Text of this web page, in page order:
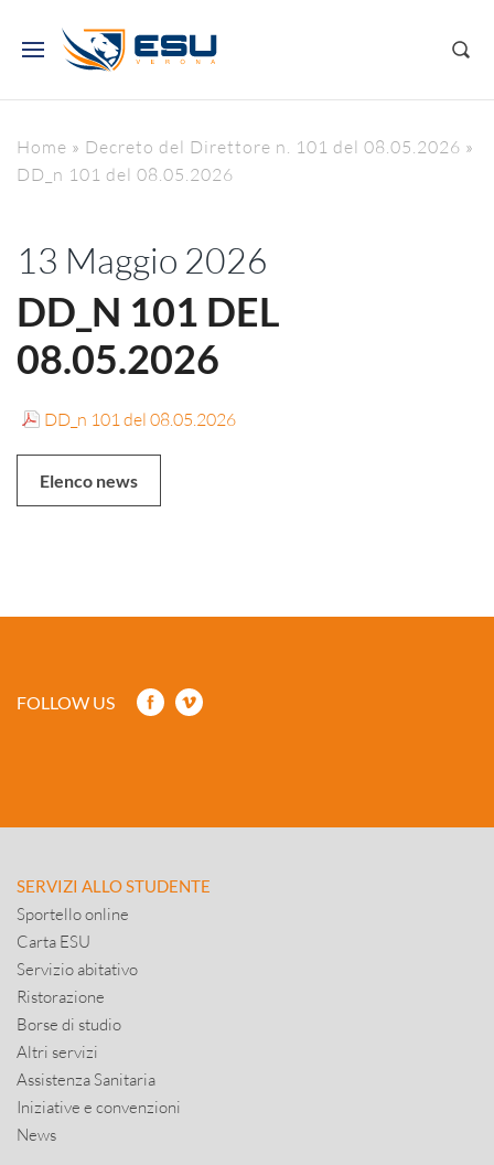
Home » Decreto del Direttore n. 101 del 08.05.2026 »
DD_n 101 del 08.05.2026
13 Maggio 2026
DD_N 101 DEL
08.05.2026
DD_n 101 del 08.05.2026
Elenco news
FOLLOW US
SERVIZI ALLO STUDENTE
Sportello online
Carta ESU
Servizio abitativo
Ristorazione
Borse di studio
Altri servizi
Assistenza Sanitaria
Iniziative e convenzioni
News